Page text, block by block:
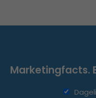
Marketingfacts.